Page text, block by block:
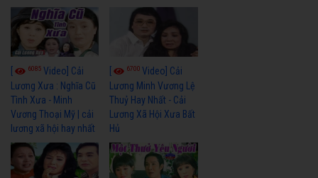
6085 Video] Cải
Lương Xưa : Nghĩa Cũ
Tình Xưa - Minh
Vương Thoại Mỹ | cải
lương xã hội hay nhất
6700Video] Cải
Lương Minh Vương Lệ
Thuỷ Hay Nhất - Cải
Lương Xã Hội Xưa Bất
Hủ